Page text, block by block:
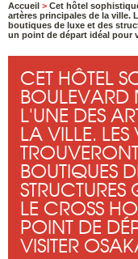
Accueil > Cet hôtel
artères principales de la ville.
boutiques de luxe et des
un point de départ idéal pour
CET HÔTEL
BOULEVARD
L'UNE DES
LA VILLE.
BOUTIQUES
LE CROSS
POINT DE
VISITER